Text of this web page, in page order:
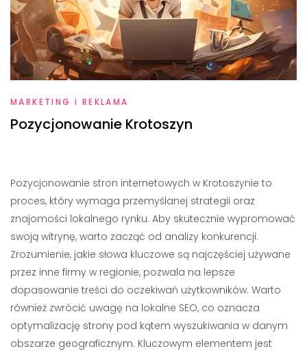
MARKETING I REKLAMA
Pozycjonowanie Krotoszyn
Pozycjonowanie stron internetowych w Krotoszynie to
proces, który wymaga przemyślanej strategii oraz
znajomości lokalnego rynku. Aby skutecznie wypromować
swoją witrynę, warto zacząć od analizy konkurencji.
Zrozumienie, jakie słowa kluczowe są najczęściej używane
przez inne firmy w regionie, pozwala na lepsze
dopasowanie treści do oczekiwań użytkowników. Warto
również zwrócić uwagę na lokalne SEO, co oznacza
optymalizację strony pod kątem wyszukiwania w danym
obszarze geograficznym. Kluczowym elementem jest